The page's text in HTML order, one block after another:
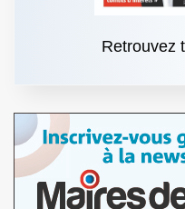
Retrouvez